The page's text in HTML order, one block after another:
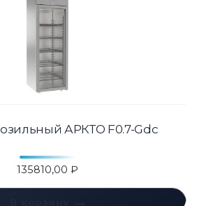
АРКТО F0.7-Gdc
135810,00 ₽